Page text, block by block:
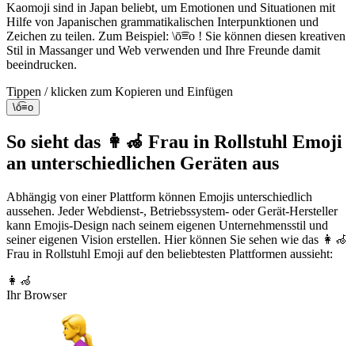
Kaomoji sind in Japan beliebt, um Emotionen und Situationen mit
Hilfe von Japanischen grammatikalischen Interpunktionen und
Zeichen zu teilen. Zum Beispiel: \ō͡≡o ! Sie können diesen kreativen
Stil in Massanger und Web verwenden und Ihre Freunde damit
beeindrucken.
Tippen / klicken zum Kopieren und Einfügen
\ō͡≡o
So sieht das 👩‍🦽 Frau in Rollstuhl Emoji
an unterschiedlichen Geräten aus
Abhängig von einer Plattform können Emojis unterschiedlich
aussehen. Jeder Webdienst-, Betriebssystem- oder Gerät-Hersteller
kann Emojis-Design nach seinem eigenen Unternehmensstil und
seiner eigenen Vision erstellen. Hier können Sie sehen wie das 👩‍🦽
Frau in Rollstuhl Emoji auf den beliebtesten Plattformen aussieht:
👩‍🦽
Ihr Browser